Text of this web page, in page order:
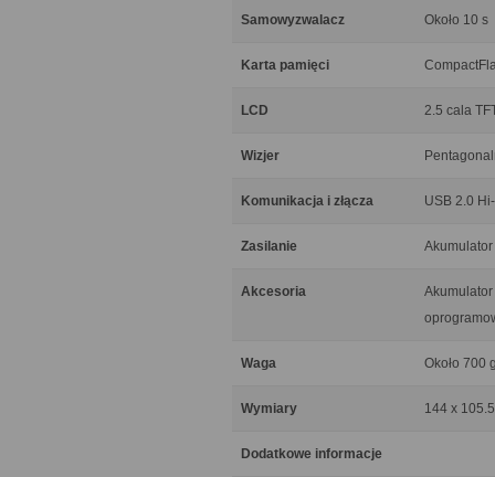
Samowyzwalacz Około 10 s
Karta pamięci
LCD 2.5 cala
Wizjer
Komunikacja i złącza USB 2.0
Zasilanie
Akcesoria
Waga Około 700
Wymiary 144 x
Dodatkowe informacje